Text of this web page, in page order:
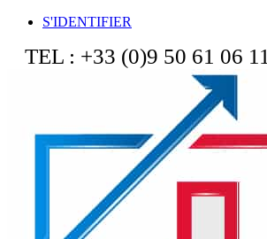
S'IDENTIFIER
TEL : +33 (0)9 50 61 06 11